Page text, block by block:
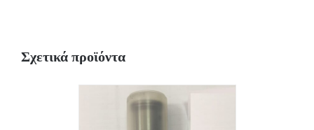
Σχετικά προϊόντα